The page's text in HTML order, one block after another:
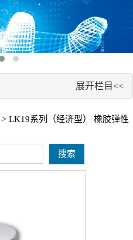
展开栏目<<
> LK19系列（经济型） 橡胶弹性
搜索